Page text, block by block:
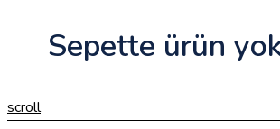
Sepette ürün
scroll